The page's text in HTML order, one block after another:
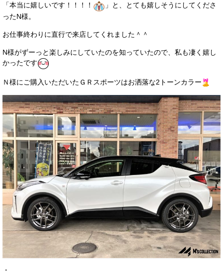
お問い合わせ
メールフォーム
電話はこちら
「本当に嬉しいです！！！！
」と、とても嬉しそうにしてくださ
ったN様。
お仕事終わりに直行で来店してくれました＾＾
N様がずーっと楽しみにしていたのを知っていたので、私も凄く嬉し
かったです
Ｎ様にご購入いただいたＧＲスポーツはお洒落な2トーンカラー
・